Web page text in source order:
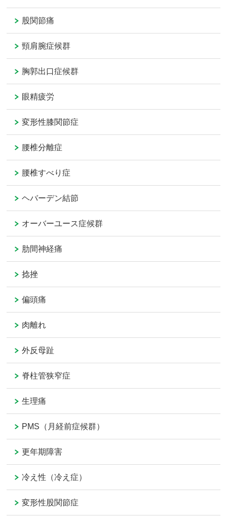
股関節痛
頸肩腕症候群
胸郭出口症候群
眼精疲労
変形性膝関節症
腰椎分離症
腰椎すべり症
ヘバーデン結節
オーバーユース症候群
肋間神経痛
捻挫
偏頭痛
肉離れ
外反母趾
脊柱管狭窄症
生理痛
PMS（月経前症候群）
更年期障害
冷え性（冷え症）
変形性股関節症